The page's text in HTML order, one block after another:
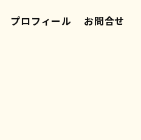
プロフィール お問合せ